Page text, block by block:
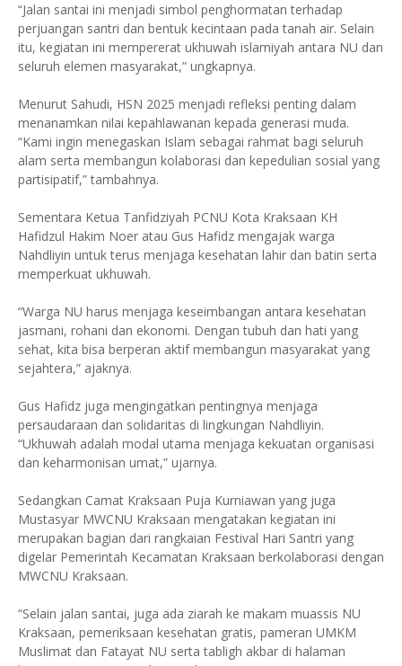
“Jalan santai ini menjadi simbol penghormatan terhadap
perjuangan santri dan bentuk kecintaan pada tanah air. Selain
itu, kegiatan ini mempererat ukhuwah islamiyah antara NU dan
seluruh elemen masyarakat,” ungkapnya.
Menurut Sahudi, HSN 2025 menjadi refleksi penting dalam
menanamkan nilai kepahlawanan kepada generasi muda.
“Kami ingin menegaskan Islam sebagai rahmat bagi seluruh
alam serta membangun kolaborasi dan kepedulian sosial yang
partisipatif,” tambahnya.
Sementara Ketua Tanfidziyah PCNU Kota Kraksaan KH
Hafidzul Hakim Noer atau Gus Hafidz mengajak warga
Nahdliyin untuk terus menjaga kesehatan lahir dan batin serta
memperkuat ukhuwah.
“Warga NU harus menjaga keseimbangan antara kesehatan
jasmani, rohani dan ekonomi. Dengan tubuh dan hati yang
sehat, kita bisa berperan aktif membangun masyarakat yang
sejahtera,” ajaknya.
Gus Hafidz juga mengingatkan pentingnya menjaga
persaudaraan dan solidaritas di lingkungan Nahdliyin.
“Ukhuwah adalah modal utama menjaga kekuatan organisasi
dan keharmonisan umat,” ujarnya.
Sedangkan Camat Kraksaan Puja Kurniawan yang juga
Mustasyar MWCNU Kraksaan mengatakan kegiatan ini
merupakan bagian dari rangkaian Festival Hari Santri yang
digelar Pemerintah Kecamatan Kraksaan berkolaborasi dengan
MWCNU Kraksaan.
“Selain jalan santai, juga ada ziarah ke makam muassis NU
Kraksaan, pemeriksaan kesehatan gratis, pameran UMKM
Muslimat dan Fatayat NU serta tabligh akbar di halaman